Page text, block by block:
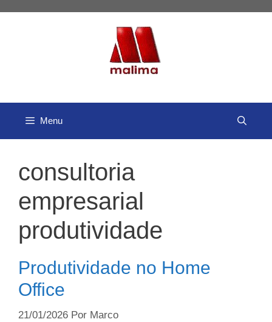
Menu
consultoria
empresarial
produtividade
Produtividade no Home
Office
21/01/2026 Por Marco